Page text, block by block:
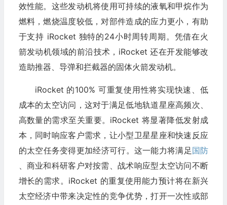
效性能。这些发动机将使用可持续的液氧和甲烷作为
燃料，燃烧温度较低，对部件造成的应力更小，有助
于支持 iRocket 独特的24小时周转周期。凭借在火
箭发动机领域的前沿技术，iRocket 还在开发能够改
造助推器、导弹和拦截器的固体火箭发动机。
iRocket 的100% 可重复使用性将实现快速、低
成本的太空访问，这对于满足低地轨道星座高频次、
高数量的需求至关重要。iRocket 将显著降低发射成
本，同时响应客户需求，让小型卫星星座和快速反应
的太空任务变得更加经济可行。这一能力将满足国防
、商业和科研客户对按需、战术响应型太空访问不断
增长的需求。iRocket 的重复使用能力预计将在新兴
太空经济中带来决定性的竞争优势，打开一次性或部